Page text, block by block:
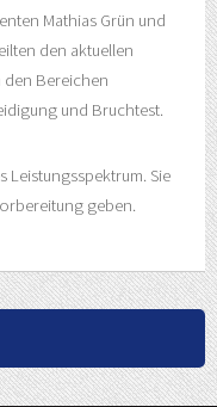
Mathias Grün und
den aktuellen
den Bereichen
und Bruchtest.
Leistungsspektrum. Sie
geben.